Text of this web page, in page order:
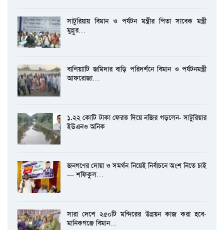
সাটুরিয়ায় বিমান ও পর্যটন মন্ত্রীর পিতা সাবেক মন্ত্রী
মুন্নুর…
বালিয়াাটি জমিদার বাড়ি পরিদর্শনে বিমান ও পর্যটনমন্ত্রী
আফরোজা…
১.২২ কোটি টাকা ফেরত দিয়ে নজির গড়লেন- সাটুরিয়ার
ইউএনও অনিক
জনগণের দোয়া ও সমর্থন নিয়েই নির্বাচনে অংশ নিতে চাই
— শফিকুল…
সারা দেশে ২৫০টি মন্দিরের উন্নয়ন কাজ করা হবে-
মানিকগঞ্জে বিমান…